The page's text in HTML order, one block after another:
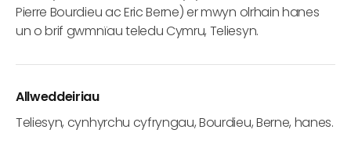
Pierre Bourdieu ac Eric Berne) er mwyn olrhain hanes
un o brif gwmnïau teledu Cymru, Teliesyn.
Allweddeiriau
Teliesyn, cynhyrchu cyfryngau, Bourdieu, Berne, hanes.